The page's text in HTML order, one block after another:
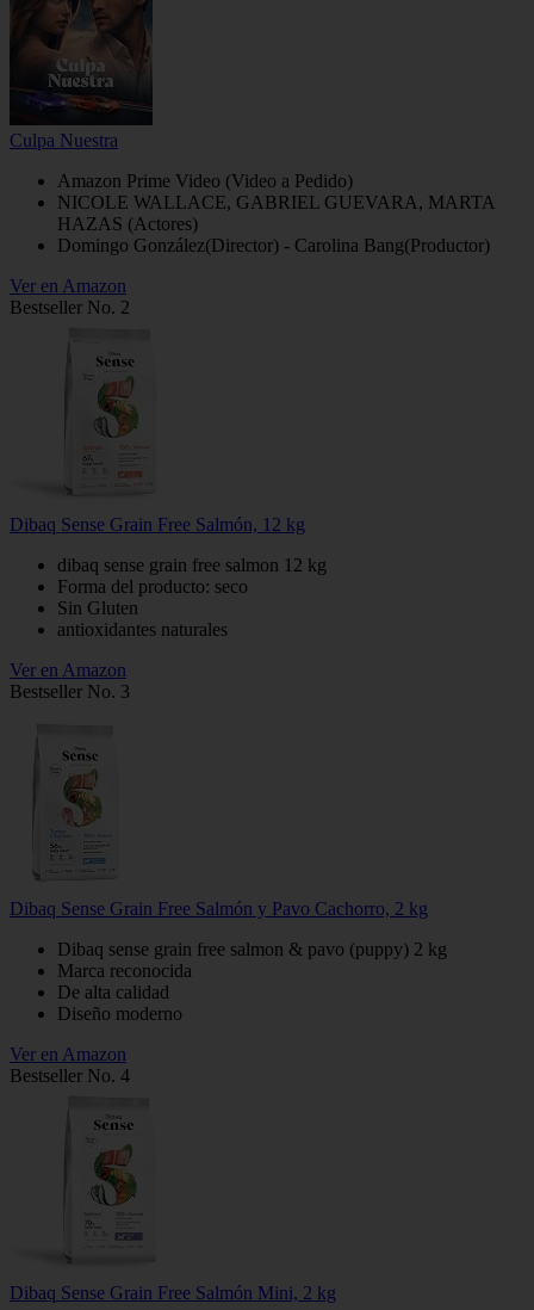
Culpa Nuestra
Amazon Prime Video (Video a Pedido)
NICOLE WALLACE, GABRIEL GUEVARA, MARTA
HAZAS (Actores)
Domingo González(Director) - Carolina Bang(Productor)
Ver en Amazon
Bestseller No. 2
Dibaq Sense Grain Free Salmón, 12 kg
dibaq sense grain free salmon 12 kg
Forma del producto: seco
Sin Gluten
antioxidantes naturales
Ver en Amazon
Bestseller No. 3
Dibaq Sense Grain Free Salmón y Pavo Cachorro, 2 kg
Dibaq sense grain free salmon & pavo (puppy) 2 kg
Marca reconocida
De alta calidad
Diseño moderno
Ver en Amazon
Bestseller No. 4
Dibaq Sense Grain Free Salmón Mini, 2 kg